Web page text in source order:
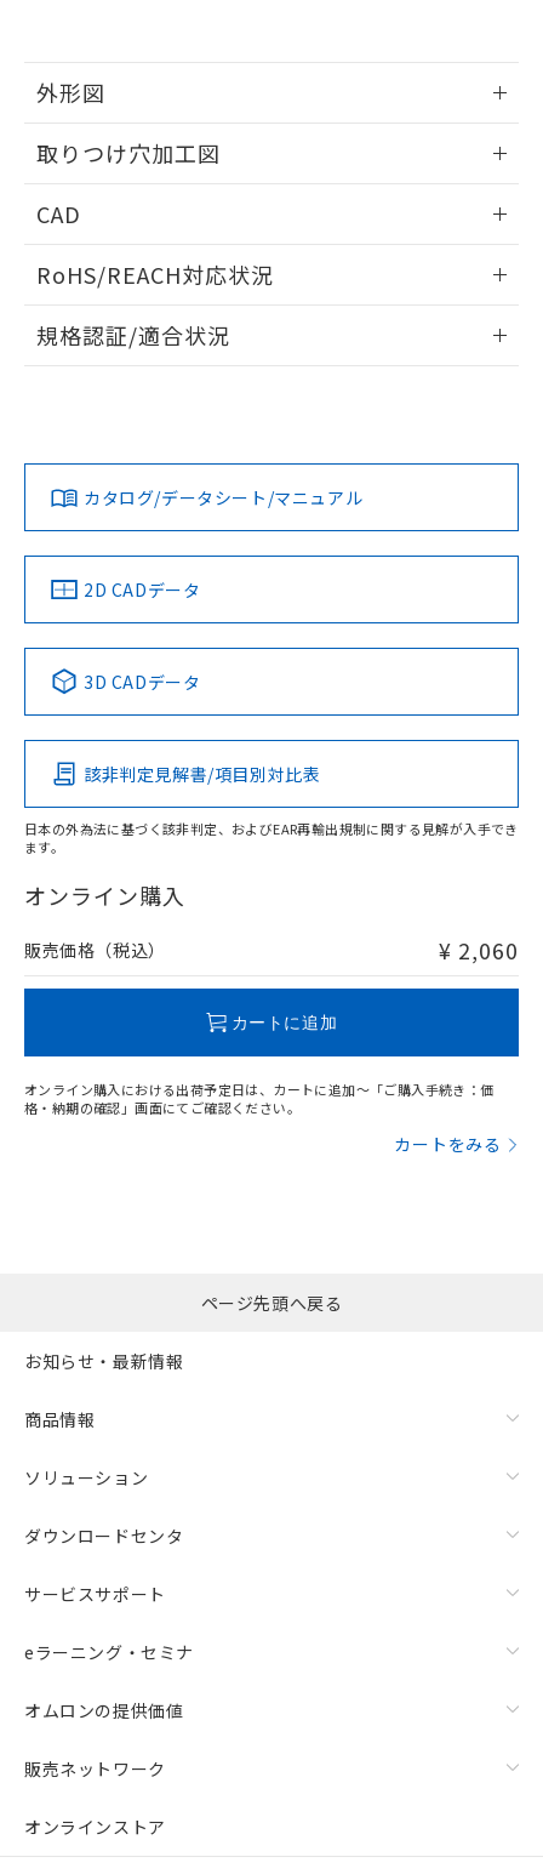
外形図
取りつけ穴加工図
CAD
ドすることができます。
ログイン/会員登録
ダウンロードデータをご利用いただく前に、以下を必ずお読
みください。
ソフトウェアの使用条件
RoHS/REACH対応状況
EU RoHS 注意事項・凡例
対応済み
中国 RoHS 注意事項・凡例
Pb Hg Cd Cr(VI)
O
在庫等で未対応品が混在する可能性があります。
問い合わせください。
規格認証/適合状況
カタログ/データシート/マニュアル
2D CADデータ
3D CADデータ
該非判定見解書/項目別対比表
日本の外為法に基づく該非判定、およびEAR再輸出規制に関する見解が入手でき
ます。
オンライン購入
販売価格（税込） ¥ 2,060
カートに追加
オンライン購入における出荷予定日は、カートに追加～「ご購入手続き：価
格・納期の確認」画面にてご確認ください。
カートをみる
品・サービスに関するお客様との取
の共同利用に関して"
用者の範囲」に記載されている法人を
EU RoHS指令（10物質）の非含有証明書
51物質の非含有証明書（当社基準）
※本証明書は発行日時点で非含有を証明す
物質の対応では、対応完了までの期間は出
荷製品に未対応品が混在することから備考
欄に対応日を記載しておりました。
既に当社にて対応品への在庫切替を完了
ページ先頭へ戻る
お知らせ・最新情報
商品情報
ソリューション
ダウンロードセンタ
サービスサポート
eラーニング・セミナ
オムロンの提供価値
販売ネットワーク
オンラインストア